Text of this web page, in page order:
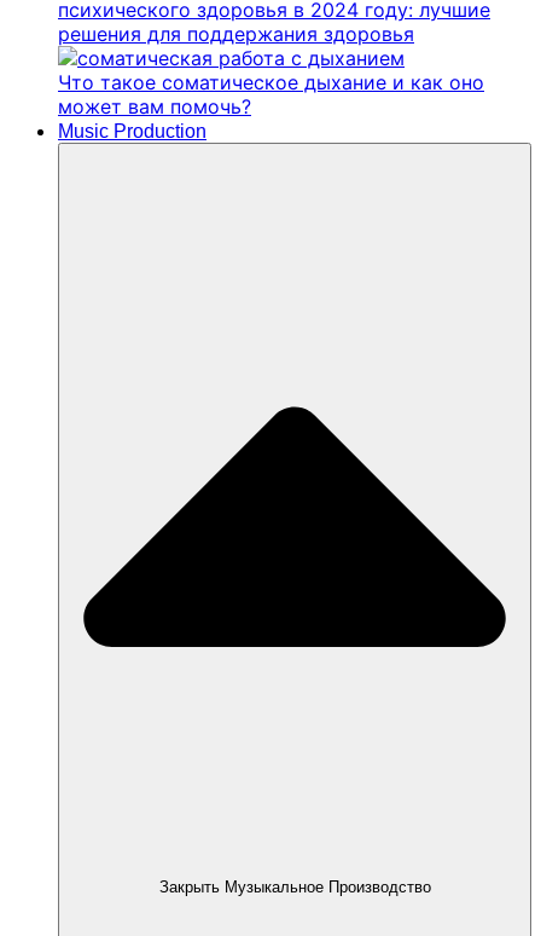
психического здоровья в 2024 году: лучшие
решения для поддержания здоровья
Что такое соматическое дыхание и как оно
может вам помочь?
Music Production
Закрыть Музыкальное Производство